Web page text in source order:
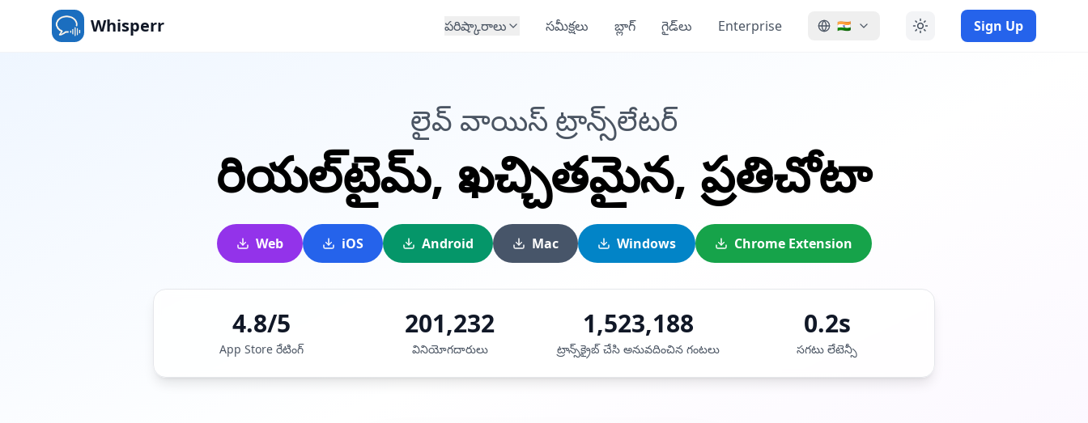
Whisperr పరిష్కారాలు సమీక్షలు బ్లాగ్ గైడ్‌లు Enterprise 🇮🇳 Sign Up
లైవ్ వాయిస్ ట్రాన్స్‌లేటర్
రియల్‌టైమ్, ఖచ్చితమైన, ప్రతిచోటా
Web iOS Android Mac Windows Chrome Extension
4.8/5
App Store రేటింగ్
201,232
వినియోగదారులు
1,523,188
ట్రాన్స్‌క్రైబ్ చేసి అనువదించిన గంటలు
0.2s
సగటు లేటెన్సీ